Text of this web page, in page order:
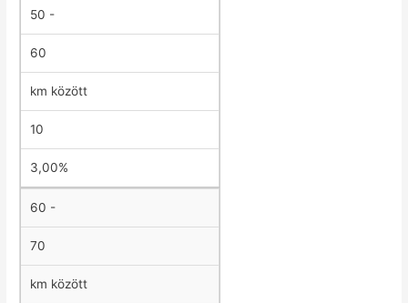
50 -
60
km között
10
3,00%
60 -
70
km között